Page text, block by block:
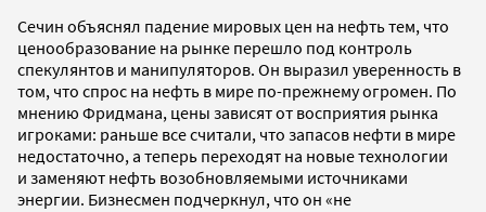
Сечин объяснял падение мировых цен на нефть тем, что
ценообразование на рынке перешло под контроль
спекулянтов и манипуляторов. Он выразил уверенность в
том, что спрос на нефть в мире по-прежнему огромен. По
мнению Фридмана, цены зависят от восприятия рынка
игроками: раньше все считали, что запасов нефти в мире
недостаточно, а теперь переходят на новые технологии
и заменяют нефть возобновляемыми источниками
энергии. Бизнесмен подчеркнул, что он «не